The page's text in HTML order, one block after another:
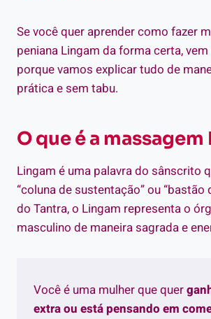
Se você quer aprender como fazer
peniana Lingam da forma certa,
porque vamos explicar tudo de
prática e sem tabu.
O que é a
Lingam é uma palavra do sânscrito
“coluna de sustentação” ou “bastão
do Tantra, o Lingam representa o
masculino de maneira sagrada e
Você é uma mulher que quer
extra ou está pensando em